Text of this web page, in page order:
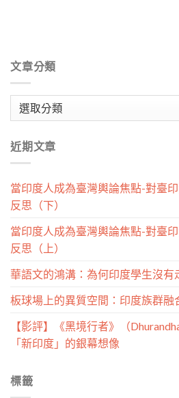
文章分類
章
類
近期文章
當印度人成為臺灣輿論焦點-對臺
反思（下）
當印度人成為臺灣輿論焦點-對臺
反思（上）
華語文的鴻溝：為何印度學生沒有
板球場上的異質空間：印度族群融
【影評】《黑境行者》（
「新印度」的銀幕想像
標籤